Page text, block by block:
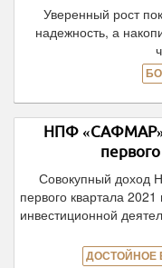
Уверенный рост
надежность, а
НПФ «САФМАР»
Совокупный доход
первого квартала
инвестиционной
ДОСТОЙНОЕ